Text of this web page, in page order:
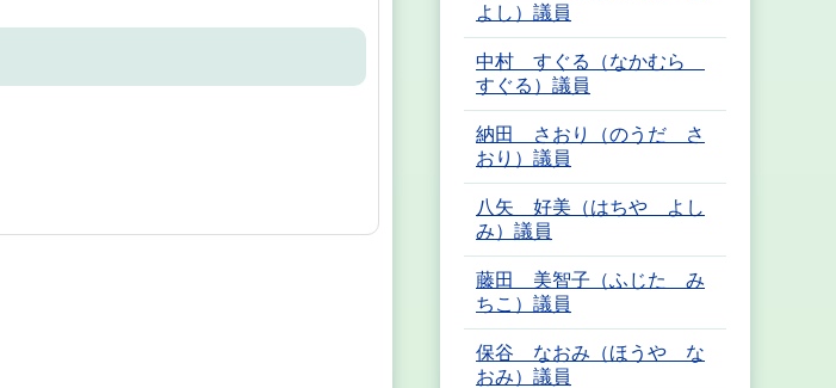
よし）議員
中村 すぐる（なかむら
すぐる）議員
納田 さおり（のうだ さ
おり）議員
八矢 好美（はちや よし
み）議員
藤田 美智子（ふじた み
ちこ）議員
保谷 なおみ（ほうや な
おみ）議員